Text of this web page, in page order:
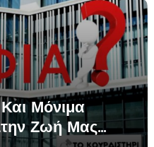
Μόνιμα
Ζωή Μας…